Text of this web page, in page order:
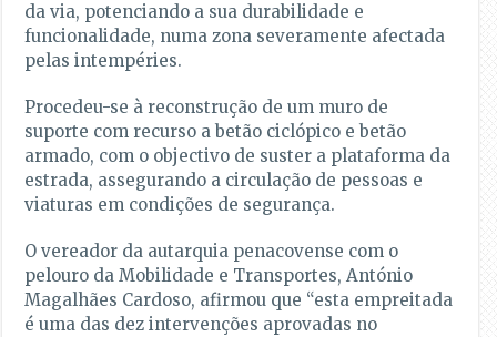
da via, potenciando a sua durabilidade e
funcionalidade, numa zona severamente afectada
pelas intempéries.
Procedeu-se à reconstrução de um muro de
suporte com recurso a betão ciclópico e betão
armado, com o objectivo de suster a plataforma da
estrada, assegurando a circulação de pessoas e
viaturas em condições de segurança.
O vereador da autarquia penacovense com o
pelouro da Mobilidade e Transportes, António
Magalhães Cardoso, afirmou que “esta empreitada
é uma das dez intervenções aprovadas no